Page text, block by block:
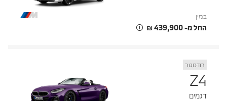
בנזין
החל מ- ‏439,900 ‏₪
רודסטר
Z4
דגמים